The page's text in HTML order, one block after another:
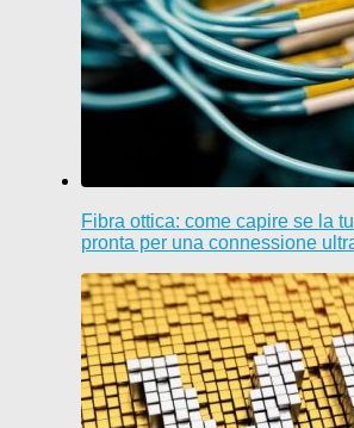
Fibra ottica: come capire se la
pronta per una connessione